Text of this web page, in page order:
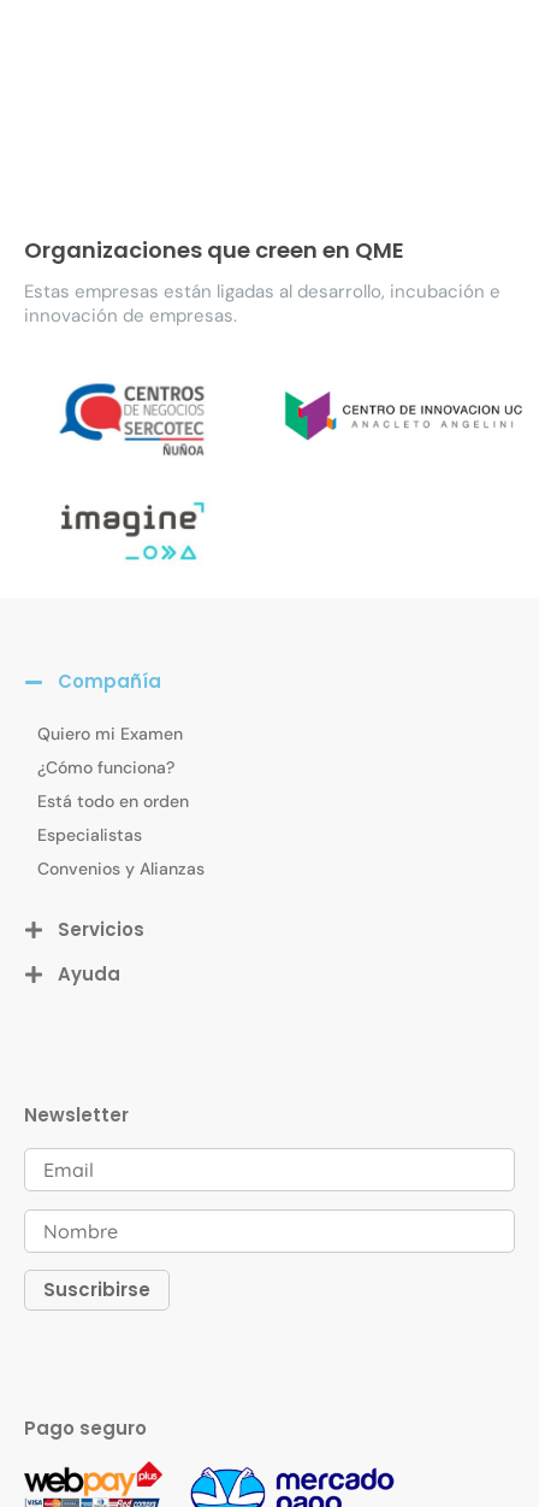
Organizaciones que creen en QME
Estas empresas están ligadas al desarrollo, incubación e
innovación de empresas.
Compañía
Quiero mi Examen
¿Cómo funciona?
Está todo en orden
Especialistas
Convenios y Alianzas
Servicios
Ayuda
Newsletter
Pago seguro